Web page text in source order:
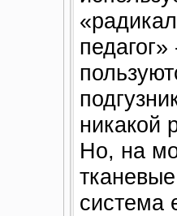
никакой
Но, на
система